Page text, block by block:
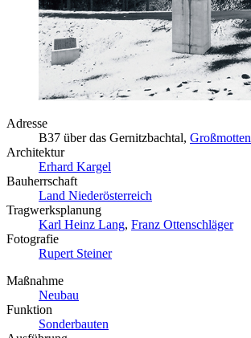
Adresse
B37 über das Gernitzbachtal, Großmotten
Architektur
Erhard Kargel
Bauherrschaft
Land Niederösterreich
Tragwerksplanung
Karl Heinz Lang, Franz Ottenschläger
Fotografie
Rupert Steiner
Maßnahme
Neubau
Funktion
Sonderbauten